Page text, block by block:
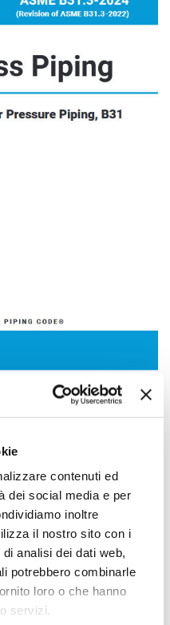
contenuti ed
dei social media e per
inoltre
il nostro sito con i
analisi dei dati web,
potrebbero combinarle
loro o che hanno
servizi.
–
2024 della norma
che definisce i requisiti
La norma copre una
materiali e